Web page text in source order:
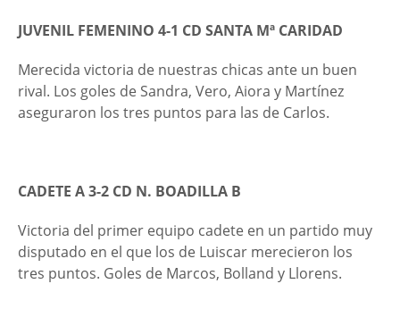
JUVENIL FEMENINO 4-1 CD SANTA Mª CARIDAD
Merecida victoria de nuestras chicas ante un buen
rival. Los goles de Sandra, Vero, Aiora y Martínez
aseguraron los tres puntos para las de Carlos.
CADETE A 3-2 CD N. BOADILLA B
Victoria del primer equipo cadete en un partido muy
disputado en el que los de Luiscar merecieron los
tres puntos. Goles de Marcos, Bolland y Llorens.